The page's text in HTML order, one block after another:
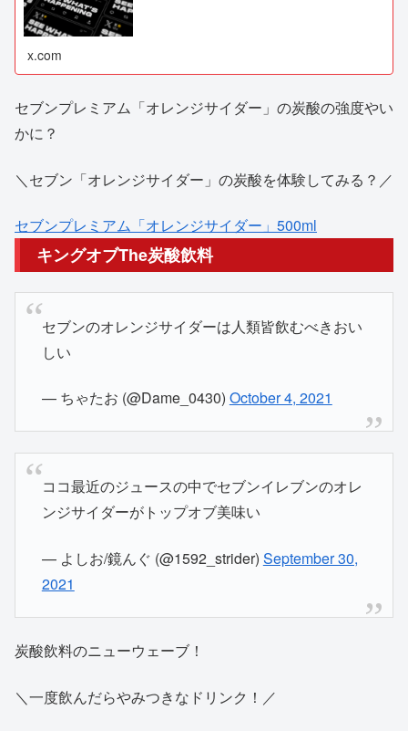
x.com
セブンプレミアム「オレンジサイダー」の炭酸の強度やい
かに？
＼セブン「オレンジサイダー」の炭酸を体験してみる？／
セブンプレミアム「オレンジサイダー」500ml
キングオブThe炭酸飲料
セブンのオレンジサイダーは人類皆飲むべきおい
しい
— ちゃたお (@Dame_0430) October 4, 2021
ココ最近のジュースの中でセブンイレブンのオレ
ンジサイダーがトップオブ美味い
— よしお/鏡んぐ (@1592_strider) September 30,
2021
炭酸飲料のニューウェーブ！
＼一度飲んだらやみつきなドリンク！／